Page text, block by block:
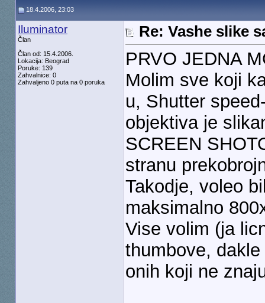
18.4.2006, 23:03
Iluminator
Član
Član od: 15.4.2006.
Lokacija: Beograd
Poruke: 139
Zahvalnice: 0
Zahvaljeno 0 puta na 0 poruka
Re: Vashe slike
PRVO JEDNA
Molim sve koji
u, Shutter
objektiva je
SCREEN
stranu
Takodje, voleo
maksimalno
Vise volim (ja
thumbove,
onih koji ne